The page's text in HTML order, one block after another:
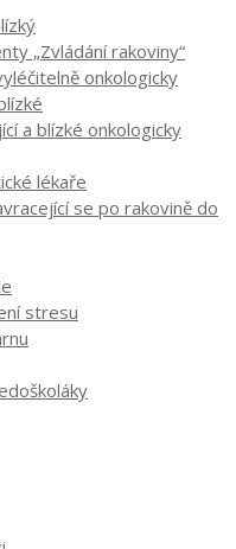
„Zvládání rakoviny“
onkologicky
a blízké onkologicky
lékaře
se po rakovině do
stresu